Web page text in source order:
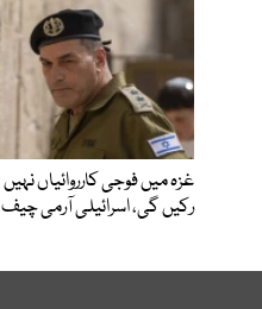
غزہ میں فوجی کارروائیاں نہیں
رکیں گی، اسرائیلی آرمی چیف